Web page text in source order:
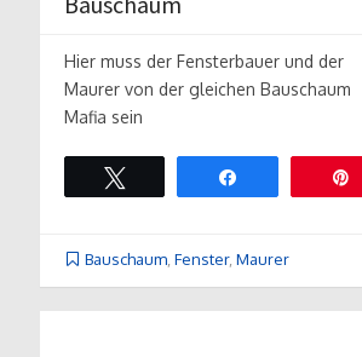
Hier muss der Fensterbauer und der
Maurer von der gleichen Bauschaum
Mafia sein
Bauschaum Fenster, Maurer